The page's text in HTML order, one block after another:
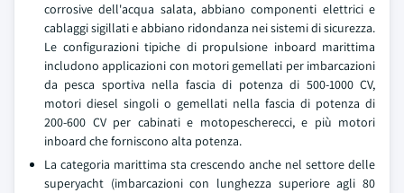
corrosive dell'acqua salata, abbiano componenti elettrici e
cablaggi sigillati e abbiano ridondanza nei sistemi di sicurezza.
Le configurazioni tipiche di propulsione inboard marittima
includono applicazioni con motori gemellati per imbarcazioni
da pesca sportiva nella fascia di potenza di 500-1000 CV,
motori diesel singoli o gemellati nella fascia di potenza di
200-600 CV per cabinati e motopescherecci, e più motori
inboard che forniscono alta potenza.
La categoria marittima sta crescendo anche nel settore delle
superyacht (imbarcazioni con lunghezza superiore agli 80